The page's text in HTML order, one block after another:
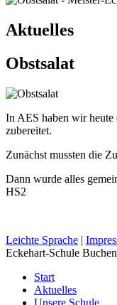
Aktuelles
Obstsalat
In AES haben wir heute
zubereitet.
Zunächst mussten die
Dann wurde alles
HS2
Leichte Sprache |
Eckehart-Schule Buchen
Start
Aktuelles
Unsere Schule